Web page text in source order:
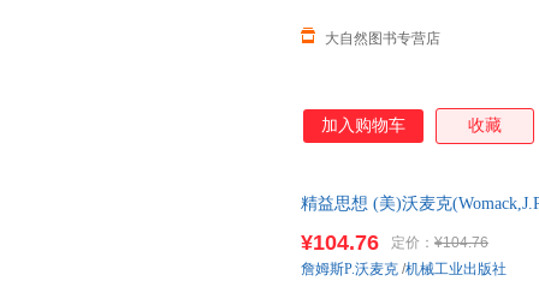
大自然图书专营店
加入购物车 收藏
精益思想 (美)沃麦克
¥104.76 定价： ¥104.76
詹姆斯P.沃麦克 /机械工业出版社